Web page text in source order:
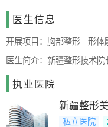
医生信息
开展项目： 胸部整形
形体
医生简介： 新疆整形技术院
执业医院
新疆整形
私立医院